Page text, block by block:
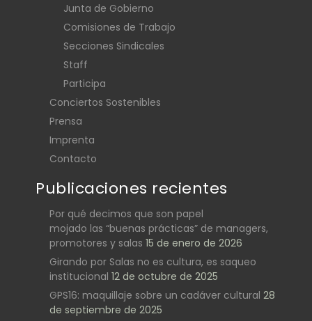
Junta de Gobierno
Comisiones de Trabajo
Secciones Sindicales
Staff
Participa
Conciertos Sostenibles
Prensa
Imprenta
Contacto
Publicaciones recientes
Por qué decimos que son papel
mojado las “buenas prácticas” de managers,
promotores y salas 15 de enero de 2026
Girando por Salas no es cultura, es saqueo
institucional 12 de octubre de 2025
GPS16: maquillaje sobre un cadáver cultural 28
de septiembre de 2025